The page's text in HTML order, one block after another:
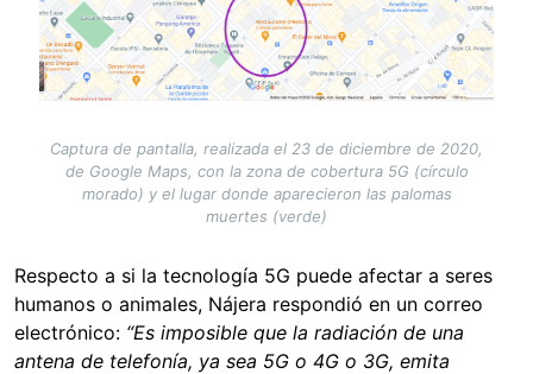
Captura de pantalla, realizada el 23 de diciembre de 2020,
de Google Maps, con la zona de cobertura 5G (círculo
morado) y el lugar donde aparecieron las palomas
muertes (verde)
Respecto a si la tecnología 5G puede afectar a seres
humanos o animales, Nájera respondió en un correo
electrónico: “Es imposible que la radiación de una
antena de telefonía, ya sea 5G o 4G o 3G, emita